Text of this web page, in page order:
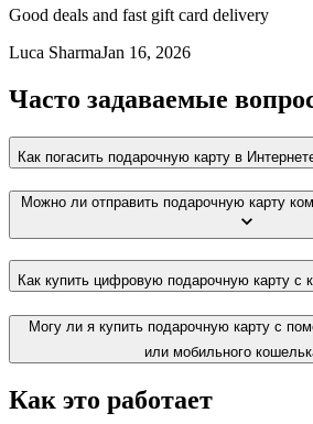
Good deals and fast gift card delivery
Luca SharmaJan 16, 2026
Часто задаваемые
Как погасить подарочную карту в
Можно ли отправить подарочную карту
Как купить цифровую подарочную карту с
Могу ли я купить подарочную карту с
или мобильного
Как это работает